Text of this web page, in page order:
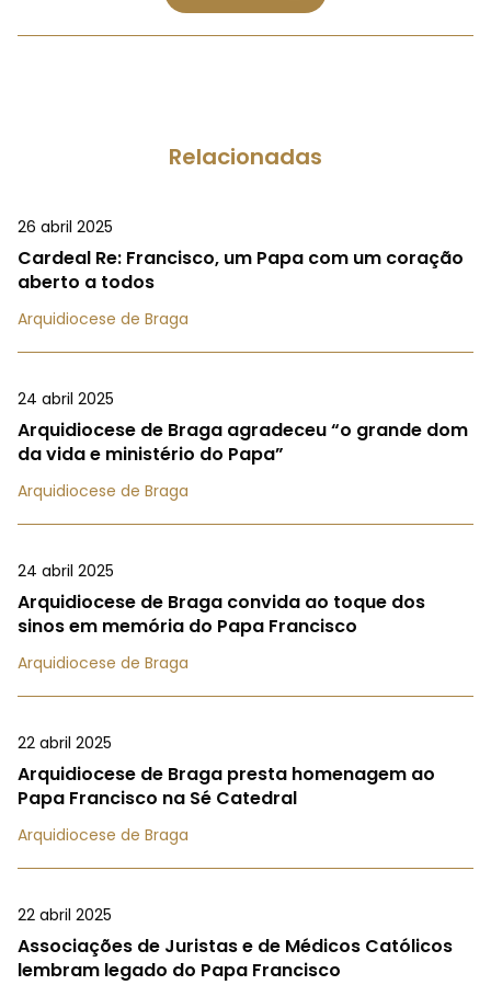
Relacionadas
26 abril 2025
Cardeal Re: Francisco, um Papa com um coração
aberto a todos
Arquidiocese de Braga
24 abril 2025
Arquidiocese de Braga agradeceu “o grande dom
da vida e ministério do Papa”
Arquidiocese de Braga
24 abril 2025
Arquidiocese de Braga convida ao toque dos
sinos em memória do Papa Francisco
Arquidiocese de Braga
22 abril 2025
Arquidiocese de Braga presta homenagem ao
Papa Francisco na Sé Catedral
Arquidiocese de Braga
22 abril 2025
Associações de Juristas e de Médicos Católicos
lembram legado do Papa Francisco